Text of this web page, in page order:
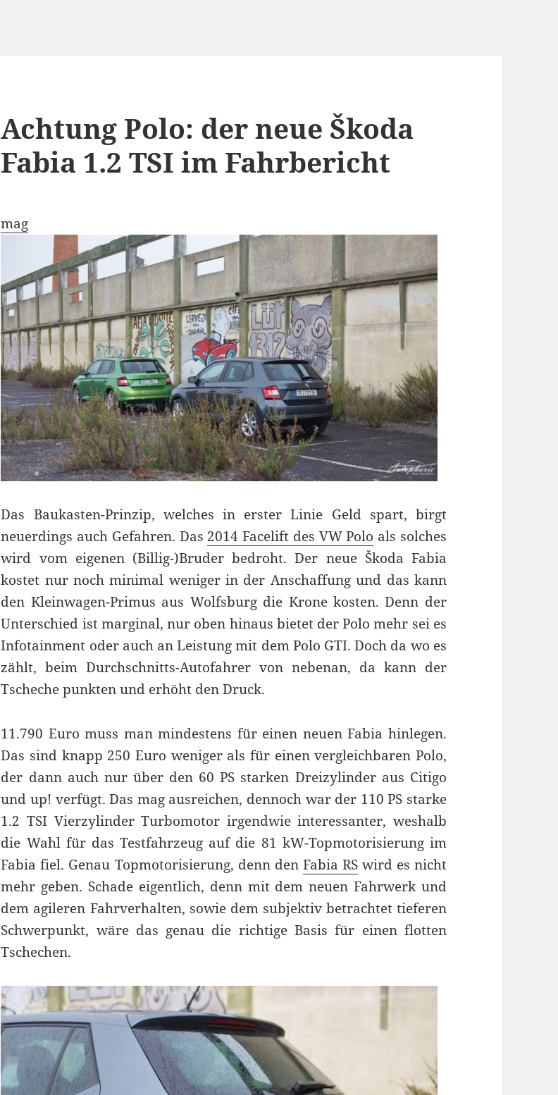
Achtung Polo: der neue Škoda
Fabia 1.2 TSI im Fahrbericht
mag
Das Baukasten-Prinzip, welches in erster Linie Geld spart, birgt
neuerdings auch Gefahren. Das 2014 Facelift des VW Polo als solches
wird vom eigenen (Billig-)Bruder bedroht. Der neue Škoda Fabia
kostet nur noch minimal weniger in der Anschaffung und das kann
den Kleinwagen-Primus aus Wolfsburg die Krone kosten. Denn der
Unterschied ist marginal, nur oben hinaus bietet der Polo mehr sei es
Infotainment oder auch an Leistung mit dem Polo GTI. Doch da wo es
zählt, beim Durchschnitts-Autofahrer von nebenan, da kann der
Tscheche punkten und erhöht den Druck.
11.790 Euro muss man mindestens für einen neuen Fabia hinlegen.
Das sind knapp 250 Euro weniger als für einen vergleichbaren Polo,
der dann auch nur über den 60 PS starken Dreizylinder aus Citigo
und up! verfügt. Das mag ausreichen, dennoch war der 110 PS starke
1.2 TSI Vierzylinder Turbomotor irgendwie interessanter, weshalb
die Wahl für das Testfahrzeug auf die 81 kW-Topmotorisierung im
Fabia fiel. Genau Topmotorisierung, denn den Fabia RSwird es nicht
mehr geben. Schade eigentlich, denn mit dem neuen Fahrwerk und
dem agileren Fahrverhalten, sowie dem subjektiv betrachtet tieferen
Schwerpunkt, wäre das genau die richtige Basis für einen flotten
Tschechen.